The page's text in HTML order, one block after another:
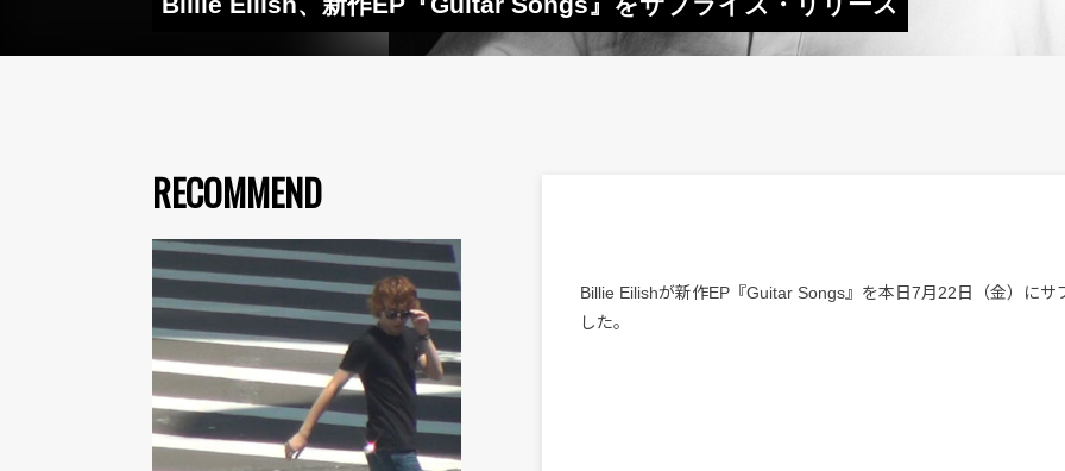
RECOMMEND
Billie Eilishが新作EP『Guitar Songs』を本日7月22日（金）にサ
した。